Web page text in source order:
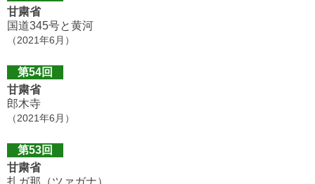
甘粛省
国道345号と黄河
（2021年6月）
第54回
甘粛省
郎木寺
（2021年6月）
第53回
甘粛省